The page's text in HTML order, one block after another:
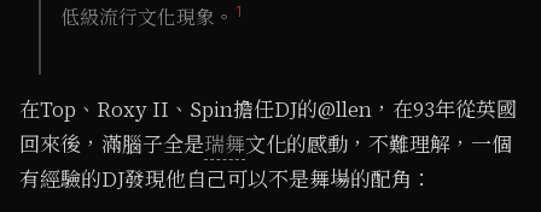
低級流行文化現象。 1
在Top、Roxy II、Spin擔任DJ的@llen，在93年從英國
回來後，滿腦子全是瑞舞文化的感動，不難理解，一個
有經驗的DJ發現他自己可以不是舞場的配角：